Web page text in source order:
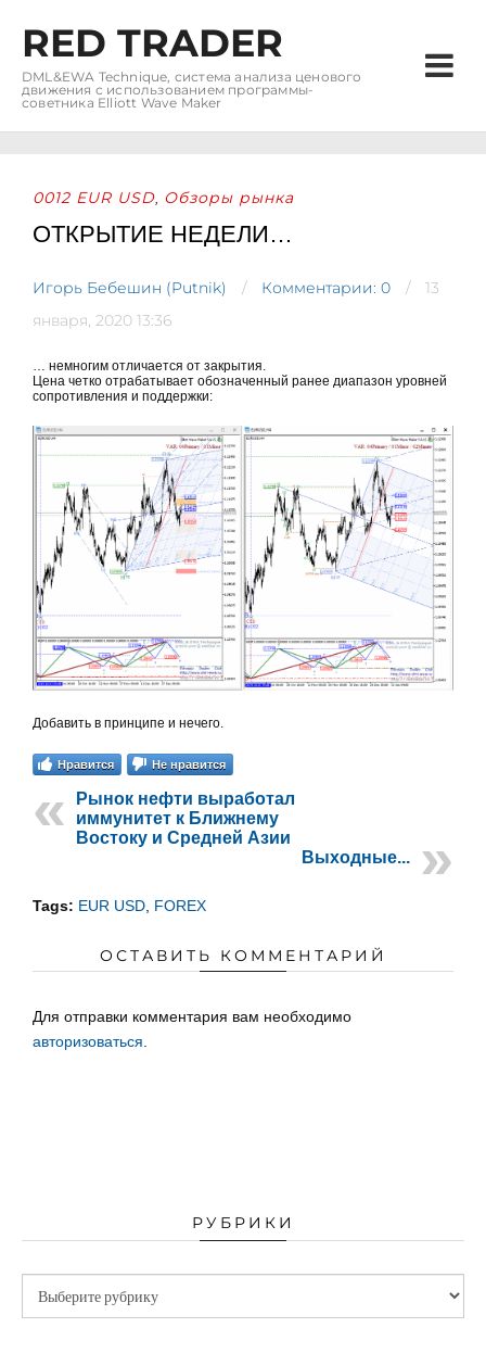
RED TRADER
DML&EWA Technique, система анализа ценового
движения с использованием программы-
советника Elliott Wave Maker
0012 EUR USD, Обзоры рынка
ОТКРЫТИЕ НЕДЕЛИ…
Игорь Бебешин (Putnik) Комментарии: 0
13
января, 2020 13:36
… немногим отличается от закрытия.
Цена четко отрабатывает обозначенный ранее диапазон уровней
сопротивления и поддержки:
Добавить в принципе и нечего.
Нравится Не нравится
Рынок нефти выработал
иммунитет к Ближнему
Востоку и Средней Азии
Выходные...
Tags: EUR USD FOREX
ОСТАВИТЬ КОММЕНТАРИЙ
Для отправки комментария вам необходимо
авторизоваться
РУБРИКИ